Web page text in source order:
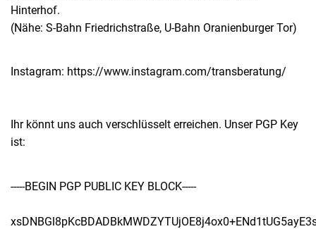
Hinterhof.
(Nähe: S-Bahn Friedrichstraße, U-Bahn Oranienburger Tor)
Instagram: https://www.instagram.com/transberatung/
Ihr könnt uns auch verschlüsselt erreichen. Unser PGP Key
ist:
-----BEGIN PGP PUBLIC KEY BLOCK-----